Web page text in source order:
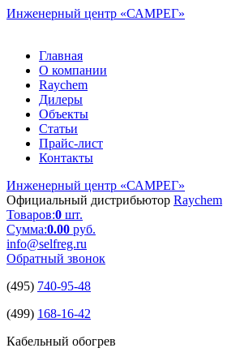
Инженерный центр «САМРЕГ»
Главная
О компании
Raychem
Дилеры
Объекты
Статьи
Прайс-лист
Контакты
Инженерный центр «САМРЕГ»
Официальный дистрибьютор Raychem
Товаров:0 шт.
Сумма:0.00 руб.
info@selfreg.ru
Обратный звонок
(495) 740-95-48
(499) 168-16-42
Кабельный обогрев